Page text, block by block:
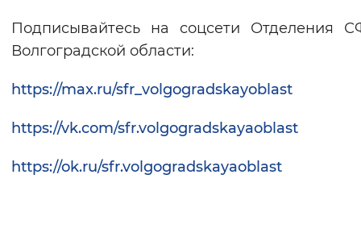
Подписывайтесь на соцсети Отделения
Волгоградской области:
https://max.ru/sfr_volgogradskayoblast
https://vk.com/sfr.volgogradskayaoblast
https://ok.ru/sfr.volgogradskayaoblast